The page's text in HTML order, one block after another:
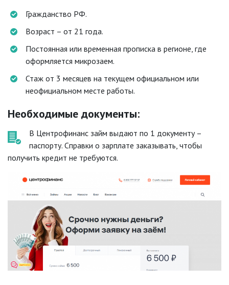
Гражданство РФ.
Возраст – от 21 года.
Постоянная или временная прописка в регионе, где
оформляется микрозаем.
Стаж от 3 месяцев на текущем официальном или
неофициальном месте работы.
Необходимые документы:
В Центрофинанс займ выдают по 1 документу –
паспорту. Справки о зарплате заказывать, чтобы
получить кредит не требуются.